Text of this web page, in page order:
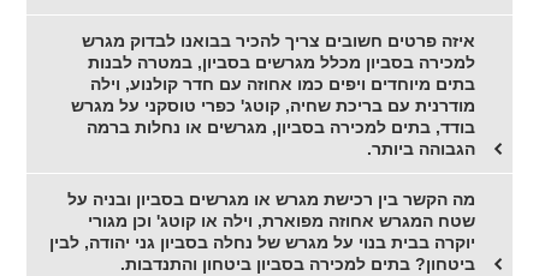
איזה פרטים חשובים צריך להכיר בבואנו לבדוק מגרש
למכירה בסביון מכלל מגרשים בסביון, במטרה לבנות
בתים מיוחדים ויפים כמו אחוזה עם חדר קולנוע, וילה
מודרנית עם בריכת שחיה, קוטג' כפרי טוסקני על מגרש
בודד, בתים למכירה בסביון, מגרשים או נחלות ברמה
הגבוהה ביותר.
מה הקשר בין רכישת מגרש או מגרשים בסביון ובניה על
שטח המגרש אחוזה מפוארת, וילה או קוטג' וכן מגורי
יוקרה בבית בנוי על מגרש של נחלה בסביון גני יהודה, לבין
ביטחון? בתים למכירה בסביון ביטחון והתנדבות.